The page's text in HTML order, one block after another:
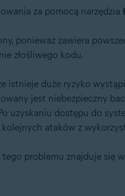
za pomocą narzędzia
ponieważ zawiera
złośliwego kodu.
istnieje duże ryzyko
jest niebezpieczny
uzyskaniu dostępu do
ataków z
problemu znajduje się